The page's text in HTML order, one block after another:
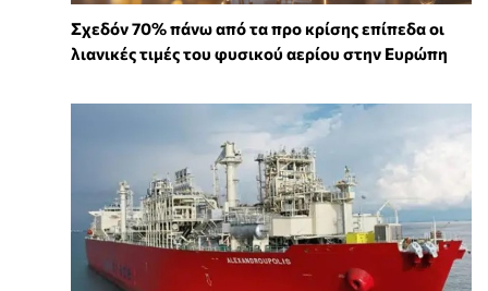
Σχεδόν 70% πάνω από τα προ κρίσης επίπεδα οι
λιανικές τιμές του φυσικού αερίου στην Ευρώπη